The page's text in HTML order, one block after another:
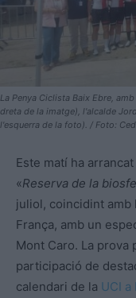
La Penya Ciclista Baix Ebre,
dreta de la imatge), l'alcalde
l'esquerra de la foto). / Foto:
Este matí ha
«Reserva de la
juliol, coincidint amb
França, amb un
Mont Caro. La prova
participació de
calendari de la UCI a